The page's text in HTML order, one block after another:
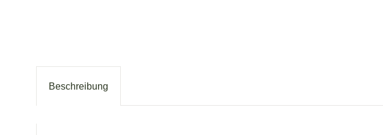
Beschreibung